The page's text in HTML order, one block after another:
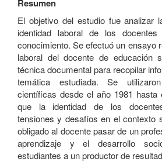
Resumen
El objetivo del estudio fue analizar
identidad laboral de los
conocimiento. Se efectuó un ensayo
laboral del docente de educación
técnica documental para recopilar
temática estudiada. Se
científicas desde el año 1981 hasta
que la identidad de los
tensiones y desafíos en el contexto
obligado al docente pasar de un
aprendizaje y el desarrollo
estudiantes a un productor de